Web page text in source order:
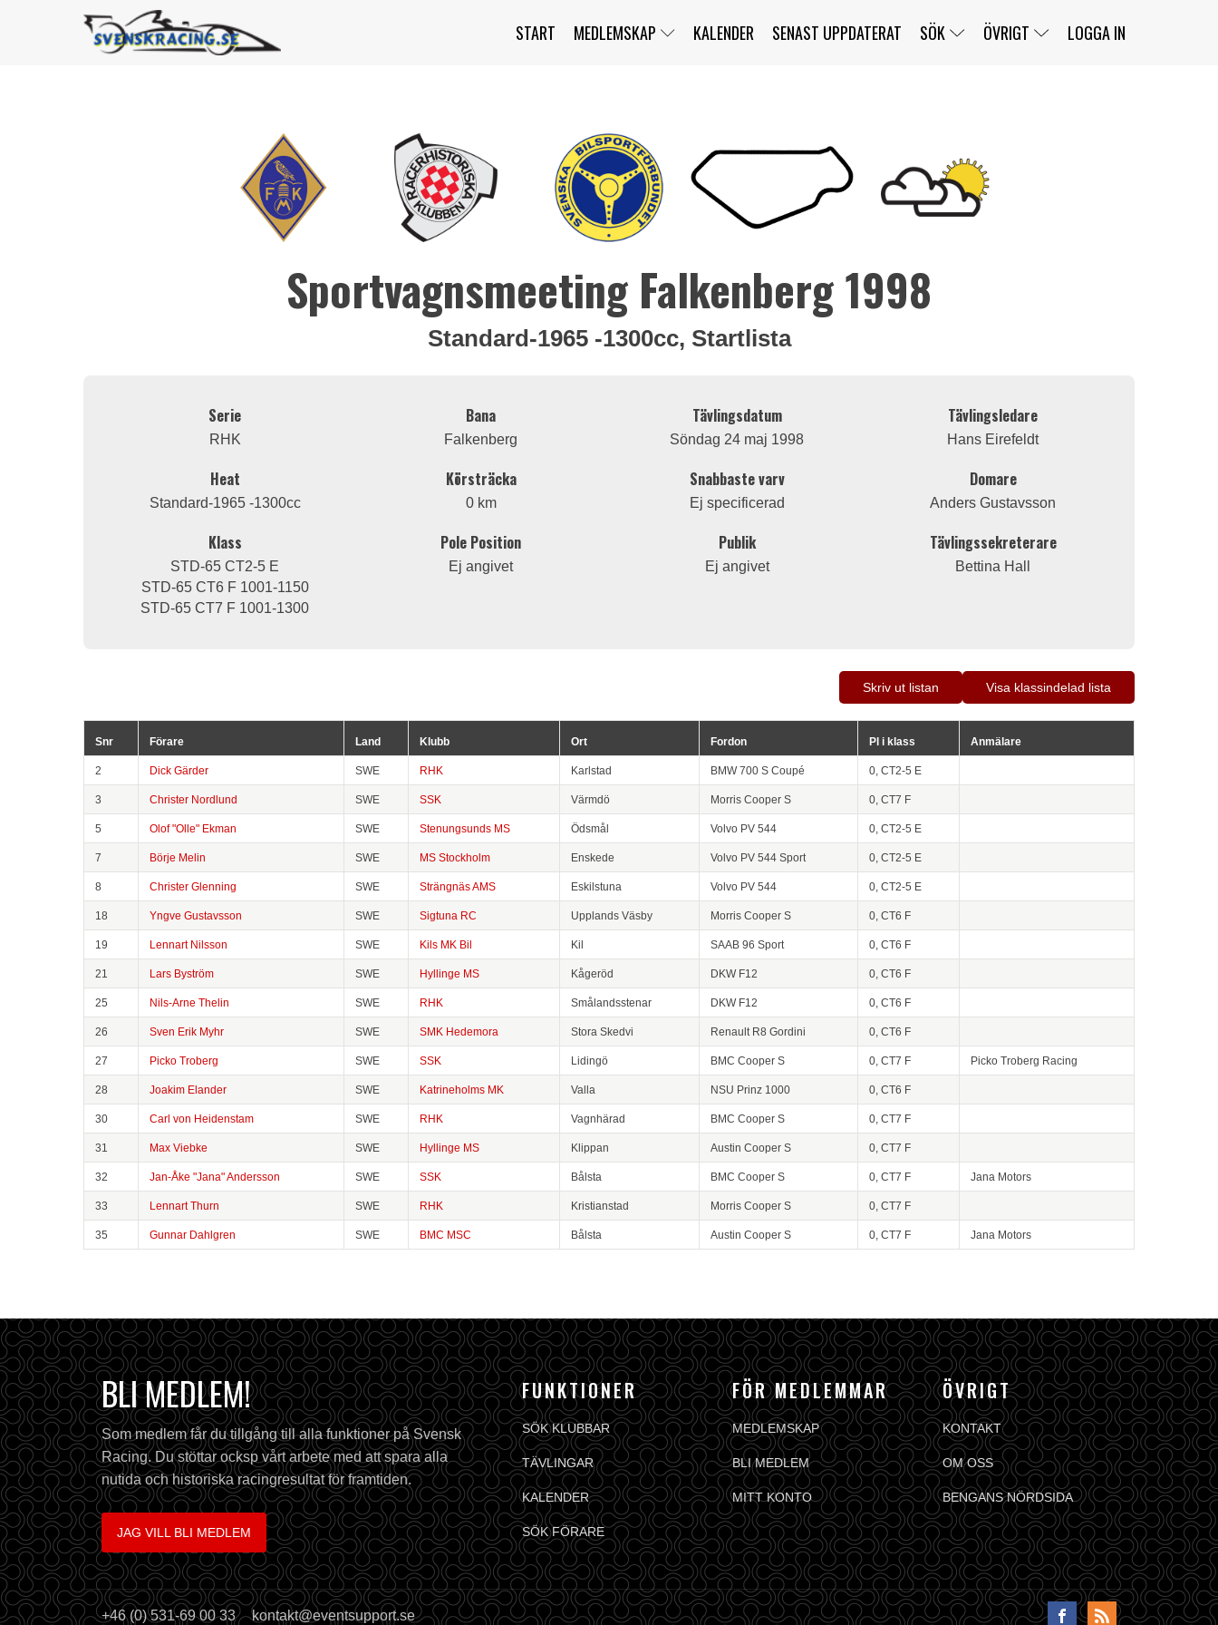
START MEDLEMSKAP KALENDER SENAST UPPDATERAT SÖK
TÄVLINGAR
FÖRARE
KLUBBAR
KLASSER
ÖVRIGT LOGGA IN
Sportvagnsmeeting Falkenberg 1998
Standard-1965 -1300cc, Startlista
Serie
RHK
Heat
Standard-1965 -1300cc
Klass
STD-65 CT2-5 E
STD-65 CT6 F 1001-1150
STD-65 CT7 F 1001-1300
Bana
Falkenberg
Körsträcka
0 km
Pole Position
Ej angivet
Tävlingsdatum
Söndag 24 maj 1998
Snabbaste varv
Ej specificerad
Publik
Ej angivet
Tävlingsledare
Hans Eirefeldt
Domare
Anders Gustavsson
Tävlingssekreterare
Bettina Hall
Skriv ut listan Visa klassindelad lista
Snr Förare Land Klubb Ort Fordon Pl i klass Anmälare
2 Dick Gärder SWE RHK Karlstad BMW 700 S Coupé 0, CT2-5 E
3 Christer Nordlund SWE SSK Värmdö Morris Cooper S 0, CT7 F
5 Olof "Olle" Ekman SWE Stenungsunds MS Ödsmål Volvo PV 544 0, CT2-5 E
7 Börje Melin SWE MS Stockholm Enskede Volvo PV 544 Sport 0, CT2-5 E
8 Christer Glenning SWE Strängnäs AMS Eskilstuna Volvo PV 544 0, CT2-5 E
18 Yngve Gustavsson SWE Sigtuna RC Upplands Väsby Morris Cooper S 0, CT6 F
19 Lennart Nilsson SWE Kils MK Bil Kil SAAB 96 Sport 0, CT6 F
21 Lars Byström SWE Hyllinge MS Kågeröd DKW F12 0, CT6 F
25 Nils-Arne Thelin SWE RHK Smålandsstenar DKW F12 0, CT6 F
26 Sven Erik Myhr SWE SMK Hedemora Stora Skedvi Renault R8 Gordini 0, CT6 F
27 Picko Troberg SWE SSK Lidingö BMC Cooper S 0, CT7 F Picko Troberg Racing
28 Joakim Elander SWE Katrineholms MK Valla NSU Prinz 1000 0, CT6 F
30 Carl von Heidenstam SWE RHK Vagnhärad BMC Cooper S 0, CT7 F
31 Max Viebke SWE Hyllinge MS Klippan Austin Cooper S 0, CT7 F
32 Jan-Åke "Jana" Andersson SWE SSK Bålsta BMC Cooper S 0, CT7 F Jana Motors
33 Lennart Thurn SWE RHK Kristianstad Morris Cooper S 0, CT7 F
35 Gunnar Dahlgren SWE BMC MSC Bålsta Austin Cooper S 0, CT7 F Jana Motors
BLI MEDLEM!
Som medlem får du tillgång till alla funktioner på Svensk
Racing. Du stöttar ocksp vårt arbete med att spara alla
nutida och historiska racingresultat för framtiden.
JAG VILL BLI MEDLEM
FUNKTIONER
SÖK KLUBBAR
TÄVLINGAR
KALENDER
SÖK FÖRARE
FÖR MEDLEMMAR
MEDLEMSKAP
BLI MEDLEM
MITT KONTO
ÖVRIGT
KONTAKT
OM OSS
BENGANS NÖRDSIDA
+46 (0) 531-69 00 33 kontakt@eventsupport.se